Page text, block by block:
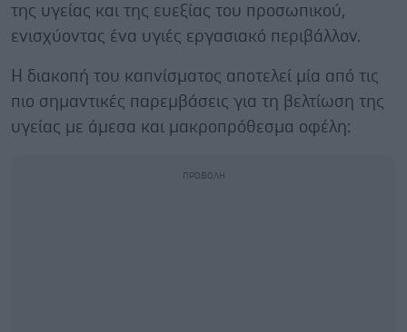
της υγείας και της ευεξίας του προσωπικού,
ενισχύοντας ένα υγιές εργασιακό περιβάλλον.
Η διακοπή του καπνίσματος αποτελεί μία από τις
πιο σημαντικές παρεμβάσεις για τη βελτίωση της
υγείας με άμεσα και μακροπρόθεσμα οφέλη: